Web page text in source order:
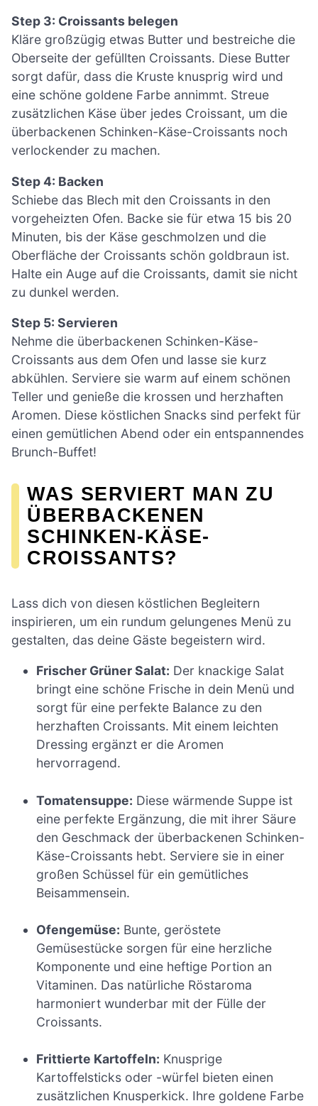
Step 3: Croissants belegen
Kläre großzügig etwas Butter und bestreiche die
Oberseite der gefüllten Croissants. Diese Butter
sorgt dafür, dass die Kruste knusprig wird und
eine schöne goldene Farbe annimmt. Streue
zusätzlichen Käse über jedes Croissant, um die
überbackenen Schinken-Käse-Croissants noch
verlockender zu machen.
Step 4: Backen
Schiebe das Blech mit den Croissants in den
vorgeheizten Ofen. Backe sie für etwa 15 bis 20
Minuten, bis der Käse geschmolzen und die
Oberfläche der Croissants schön goldbraun ist.
Halte ein Auge auf die Croissants, damit sie nicht
zu dunkel werden.
Step 5: Servieren
Nehme die überbackenen Schinken-Käse-
Croissants aus dem Ofen und lasse sie kurz
abkühlen. Serviere sie warm auf einem schönen
Teller und genieße die krossen und herzhaften
Aromen. Diese köstlichen Snacks sind perfekt für
einen gemütlichen Abend oder ein entspannendes
Brunch-Buffet!
WAS SERVIERT MAN ZU
ÜBERBACKENEN
SCHINKEN-KÄSE-
CROISSANTS?
Lass dich von diesen köstlichen Begleitern
inspirieren, um ein rundum gelungenes Menü zu
gestalten, das deine Gäste begeistern wird.
Frischer Grüner Salat: Der knackige Salat
bringt eine schöne Frische in dein Menü und
sorgt für eine perfekte Balance zu den
herzhaften Croissants. Mit einem leichten
Dressing ergänzt er die Aromen
hervorragend.
Tomatensuppe: Diese wärmende Suppe ist
eine perfekte Ergänzung, die mit ihrer Säure
den Geschmack der überbackenen Schinken-
Käse-Croissants hebt. Serviere sie in einer
großen Schüssel für ein gemütliches
Beisammensein.
Ofengemüse: Bunte, geröstete
Gemüsestücke sorgen für eine herzliche
Komponente und eine heftige Portion an
Vitaminen. Das natürliche Röstaroma
harmoniert wunderbar mit der Fülle der
Croissants.
Frittierte Kartoffeln: Knusprige
Kartoffelsticks oder -würfel bieten einen
zusätzlichen Knusperkick. Ihre goldene Farbe